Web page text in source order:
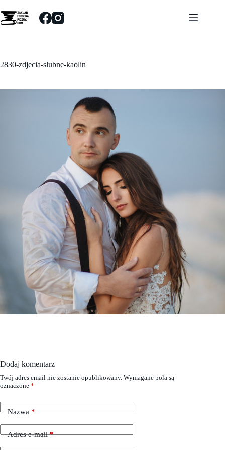
do
treści
2830-zdjecia-slubne-kaolin
Dodaj komentarz
Twój adres email nie zostanie opublikowany. Wymagane pola są
oznaczone *
Nazwa*
Adres e-mail*